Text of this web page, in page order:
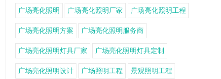
广场亮化照明 广场亮化照明厂家 广场亮化照明工程
广场亮化照明方案 广场亮化照明服务商
广场亮化照明灯具厂家 广场亮化照明灯具定制
广场亮化照明设计 广场照明工程 景观照明工程